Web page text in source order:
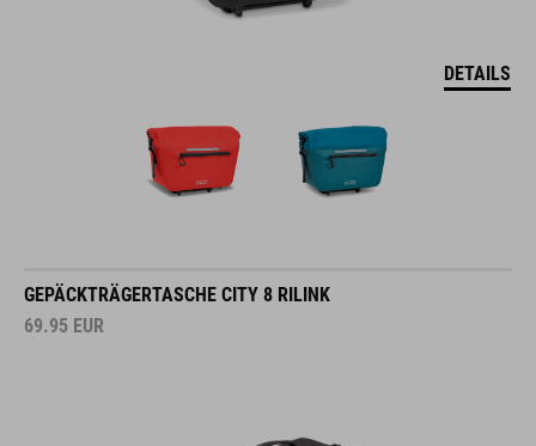
DETAILS
GEPÄCKTRÄGERTASCHE CITY 8 RILINK
69.95 EUR